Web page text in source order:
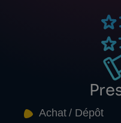
Achat / Dépôt